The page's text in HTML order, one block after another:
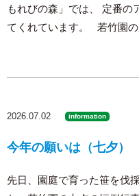
もれびの森」では、 定番の
てくれています。 若竹園
2026.07.02 information
今年の願いは（七夕）
先日、園庭で育った笹を伐